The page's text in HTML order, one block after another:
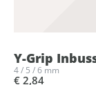
Y-Grip
4 / 5 / 6 mm
€ 2,84